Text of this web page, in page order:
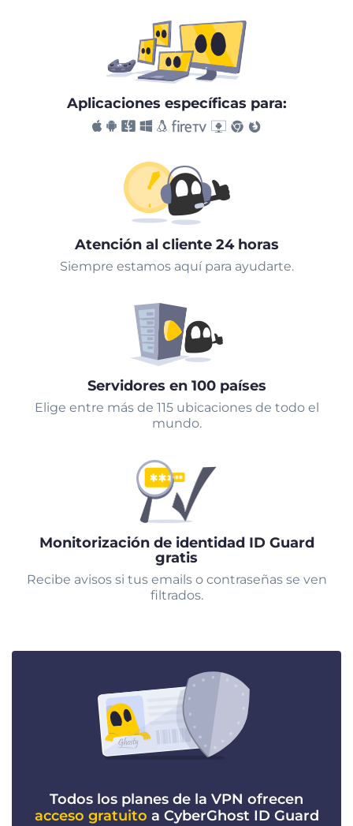
Aplicaciones específicas para:
Atención al cliente 24 horas
Siempre estamos aquí para ayudarte.
Servidores en 100 países
Elige entre más de 115 ubicaciones de todo el
mundo.
Monitorización de identidad ID Guard
gratis
Recibe avisos si tus emails o contraseñas se ven
filtrados.
Todos los planes de la VPN ofrecen
acceso gratuito a CyberGhost ID Guard